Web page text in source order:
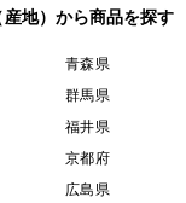
地）から商品を探す
青森県
群馬県
福井県
京都府
広島県